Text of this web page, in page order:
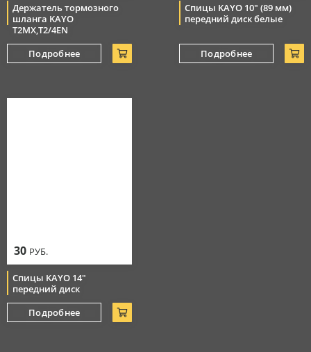
Держатель тормозного
шланга KAYO
T2MX,T2/4EN
Подробнее
Спицы KAYO 10" (89 мм)
передний диск белые
Подробнее
30 РУБ.
Спицы KAYO 14"
передний диск
Подробнее